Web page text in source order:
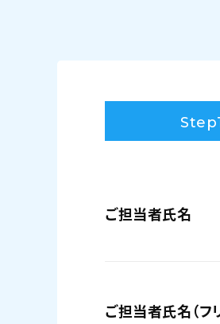
ご担当者氏名
ご担当者氏名（フ